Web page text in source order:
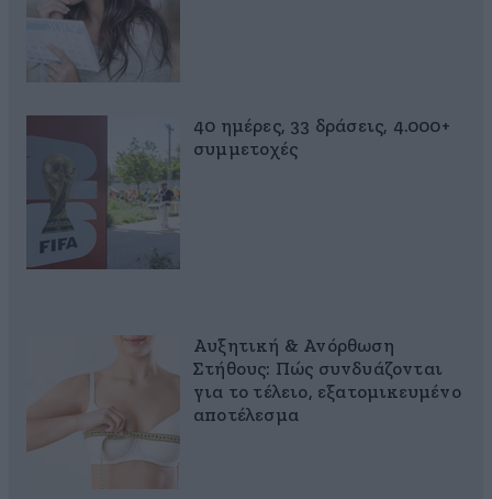
40 ημέρες, 33 δράσεις, 4.000+
συμμετοχές
Αυξητική & Ανόρθωση
Στήθους: Πώς συνδυάζονται
για το τέλειο, εξατομικευμένο
αποτέλεσμα